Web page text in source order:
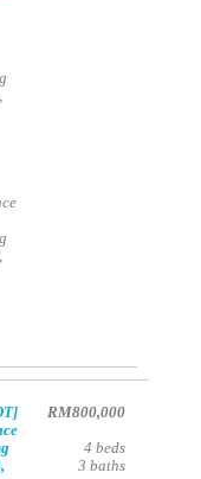
RM800,000
4 beds
3 baths